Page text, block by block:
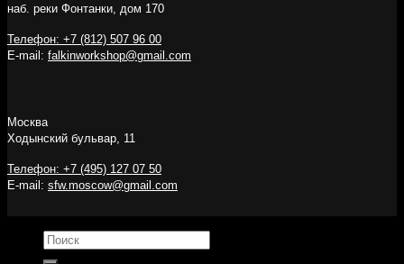
наб. реки Фонтанки, дом 170
Телефон: +7 (812) 507 96 00
E-mail: falkinworkshop@gmail.com
Москва
Ходынский бульвар, 11
Телефон: +7 (495) 127 07 50
E-mail: sfw.moscow@gmail.com
Искать: